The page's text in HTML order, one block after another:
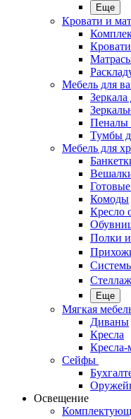
Еще
Кровати и
Кровати
Мебель для
Пеналы
Тумбы
Мебель для
Комоды
Кресло
Полки
Еще
Мягкая
Диваны
Кресла
Сейфы
Освещение